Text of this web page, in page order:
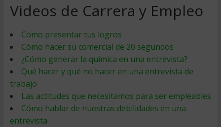
Videos de Carrera y Empleo
Como presentar tus logros
Cómo hacer su comercial de 20 segundos
¿Cómo generar la química en una entrevista?
Qué hacer y qué no hacer en una entrevista de
trabajo
Las actitudes que necesitamos para ser empleables
Cómo hablar de nuestras debilidades en una
entrevista